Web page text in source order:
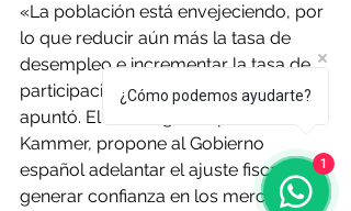
«La población está envejeciendo, por
lo que reducir aún más la tasa de
desempleo e incrementar la tasa de
participación será importante»,
apuntó. El FMI, según explicó
Kammer, propone al Gobierno
español adelantar el ajuste fiscal para
generar confianza en los mercados y
¿Cómo podemos ayudarte?
1